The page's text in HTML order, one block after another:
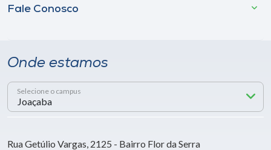
Fale Conosco
Onde estamos
Selecione o campus
Rua Getúlio Vargas, 2125 - Bairro Flor da Serra